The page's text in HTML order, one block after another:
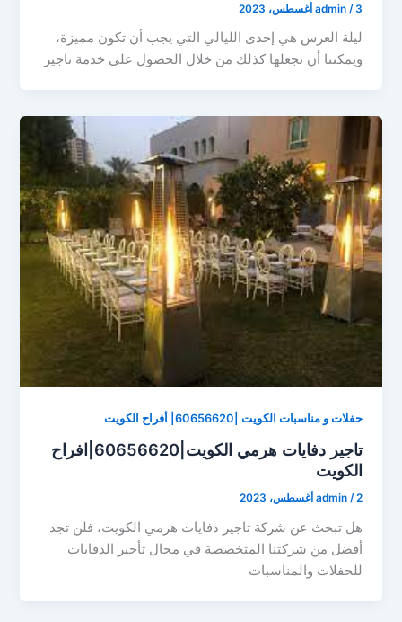
admin /3 أغسطس، 2023
ليلة العرس هي إحدى الليالي التي يجب أن تكون مميزة،
ويمكننا أن نجعلها كذلك من خلال الحصول على خدمة تاجير
حفلات و مناسبات الكويت |60656620| أفراح الكويت
تاجير دفايات هرمي الكويت|60656620|افراح
الكويت
admin /2 أغسطس، 2023
هل تبحث عن شركة تاجير دفايات هرمي الكويت، فلن تجد
أفضل من شركتنا المتخصصة في مجال تأجير الدفايات
للحفلات والمناسبات